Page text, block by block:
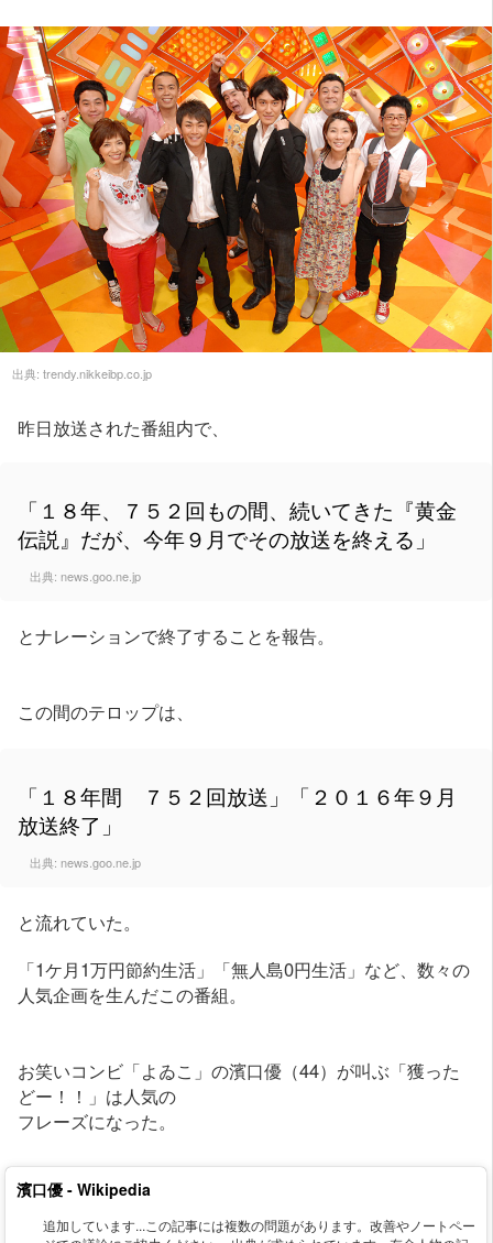
出典: trendy.nikkeibp.co.jp
昨日放送された番組内で、
「１８年、７５２回もの間、続いてきた『黄金
伝説』だが、今年９月でその放送を終える」
出典: news.goo.ne.jp
とナレーションで終了することを報告。
この間のテロップは、
「１８年間 ７５２回放送」「２０１６年９月
放送終了」
出典: news.goo.ne.jp
と流れていた。
「1ケ月1万円節約生活」「無人島0円生活」など、数々の
人気企画を生んだこの番組。
お笑いコンビ「よゐこ」の濱口優（44）が叫ぶ「獲った
どー！！」は人気の
フレーズになった。
濱口優 - Wikipedia
追加しています...この記事には複数の問題があります。改善やノートペー